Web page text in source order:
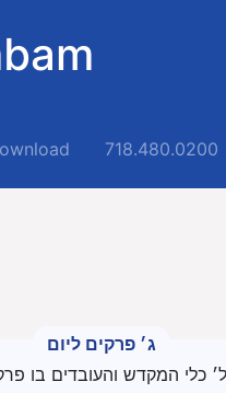
718.480.0200
ג׳ פרקים ליום
כלי המקדש והעובדים בו